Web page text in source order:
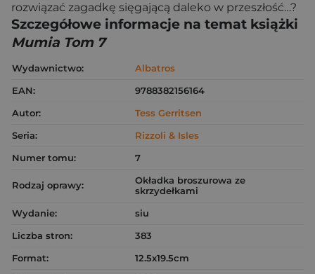
rozwiązać zagadkę sięgającą daleko w przeszłość…?
Szczegółowe informacje na temat książki
Mumia Tom 7
Wydawnictwo:
Albatros
EAN:
9788382156164
Autor:
Tess Gerritsen
Seria:
Rizzoli & Isles
Numer tomu:
7
Rodzaj oprawy:
Okładka broszurowa ze
skrzydełkami
Wydanie:
siu
Liczba stron:
383
Format:
12.5x19.5cm